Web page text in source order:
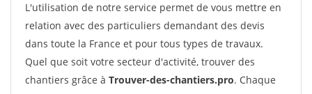
L'utilisation de notre service permet de vous mettre en
relation avec des particuliers demandant des devis
dans toute la France et pour tous types de travaux.
Quel que soit votre secteur d'activité, trouver des
chantiers grâce à Trouver-des-chantiers.pro. Chaque